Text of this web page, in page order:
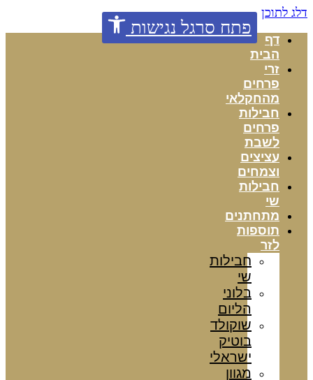
דלג לתוכן
דף
הבית
זרי
פרחים
מהחקלאי
חבילות
פרחים
לשבת
עציצים
וצמחים
חבילות
שי
מתחתנים
תוספות
לזר
חבילות
שי
בלוני
הליום
שוקולד
בוטיק
ישראלי
מגוון
פתח סרגל נגישות